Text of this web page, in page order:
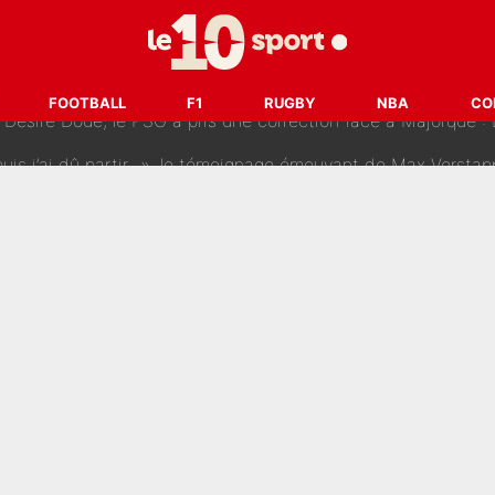
FOOTBALL F1 RUGBY NBA
Doué, le PSG a pris une correction face à Majorque : Luis